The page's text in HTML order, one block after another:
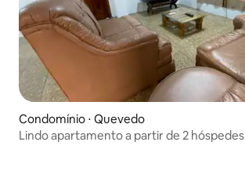
Condomínio ⋅ Quevedo
Lindo apartamento a partir de 2 hóspedes